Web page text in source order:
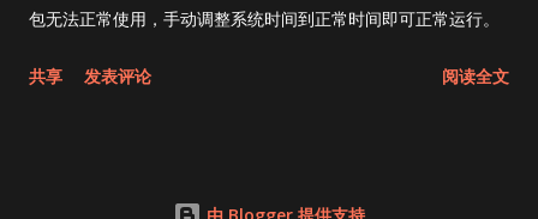
就自动更新，否则手动更新 开启App Store的自动更新，就自动
启App Store的自动更新，就自动更新，否则手动更新 必须去
包无法正常使用，手动调整系统时间到正常时间即可正常运行。
共享 发表评论 阅读全文